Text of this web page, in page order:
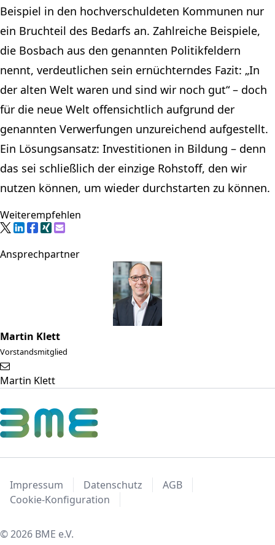
Beispiel in den hochverschuldeten Kommunen nur
ein Bruchteil des Bedarfs an. Zahlreiche Beispiele,
die Bosbach aus den genannten Politikfeldern
nennt, verdeutlichen sein ernüchterndes Fazit: „In
der alten Welt waren und sind wir noch gut“ – doch
für die neue Welt offensichtlich aufgrund der
genannten Verwerfungen unzureichend aufgestellt.
Ein Lösungsansatz: Investitionen in Bildung – denn
das sei schließlich der einzige Rohstoff, den wir
nutzen können, um wieder durchstarten zu können.
Weiterempfehlen
Ansprechpartner
Martin Klett
Vorstandsmitglied
Martin Klett
Impressum Datenschutz
AGB
Cookie-Konfiguration
© 2026 BME e.V.